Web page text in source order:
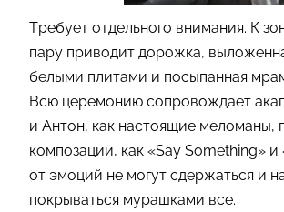
Требует отдельного внимания. К
пару приводит дорожка,
белыми плитами и посыпанная
Всю церемонию сопровождает
и Антон, как настоящие меломаны,
композации, как «Say Something» и
от эмоций не могут сдержаться и
покрываться мурашками все.